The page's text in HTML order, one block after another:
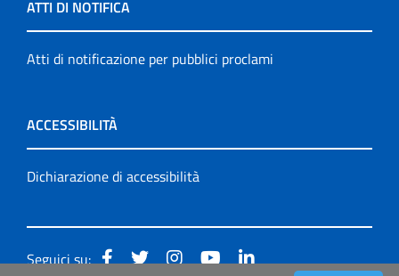
ATTI DI NOTIFICA
Atti di notificazione per pubblici proclami
ACCESSIBILITÀ
Dichiarazione di accessibilità
Seguici su: